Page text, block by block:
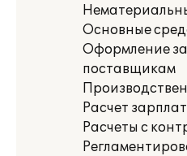
Основные
Оформление
поставщикам
Расчет
Расчеты с